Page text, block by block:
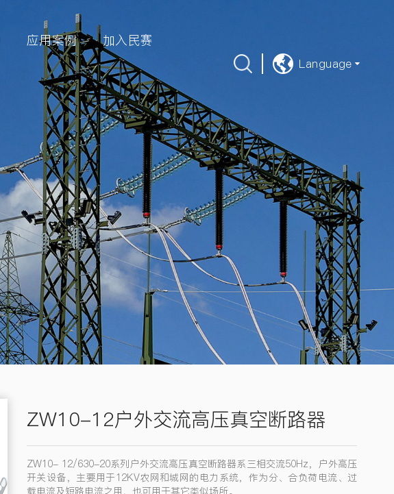
应用案例 加入民赛
Language
ZW10-12户外交流高压真空断路器
ZW10- 12/630-20系列户外交流高压真空断路器系三相交流50Hz，户外高压
开关设备，主要用于12KV农网和城网的电力系统，作为分、合负荷电流、过